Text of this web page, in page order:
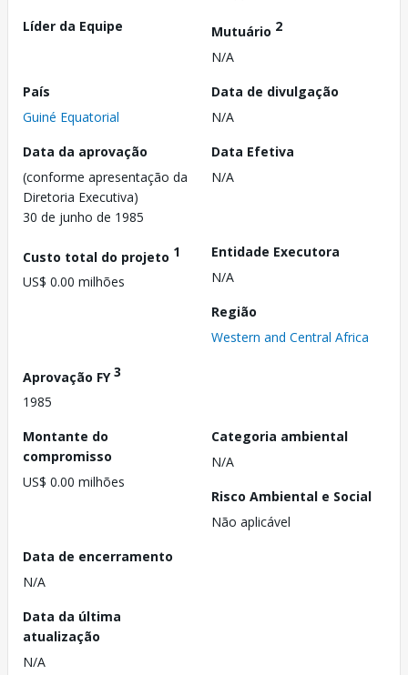
Líder da Equipe
Mutuário 2
N/A
País
Guiné Equatorial
Data de divulgação
N/A
Data da aprovação
(conforme apresentação da
Diretoria Executiva)
30 de junho de 1985
Data Efetiva
N/A
Custo total do projeto 1
US$ 0.00 milhões
Entidade Executora
N/A
Região
Western and Central Africa
Aprovação FY3
1985
Montante do
compromisso
US$ 0.00 milhões
Categoria ambiental
N/A
Risco Ambiental e Social
Não aplicável
Data de encerramento
N/A
Data da última
atualização
N/A